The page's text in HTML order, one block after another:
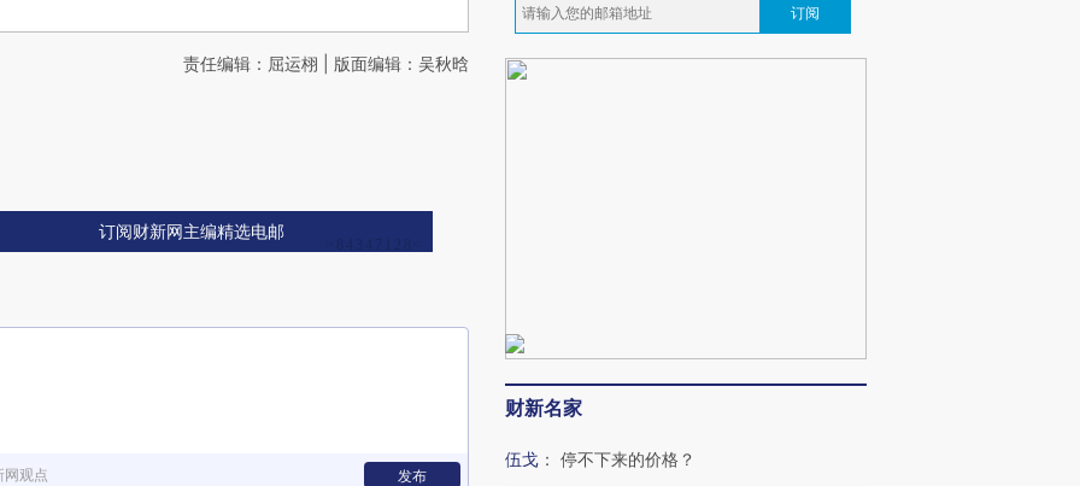
责任编辑：屈运栩 | 版面编辑：吴秋晗
订阅财新网主编精选电邮
网观点 发布
订阅
财新名家
伍戈 ： 停不下来的价格？